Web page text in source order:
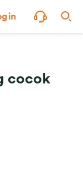
cocok